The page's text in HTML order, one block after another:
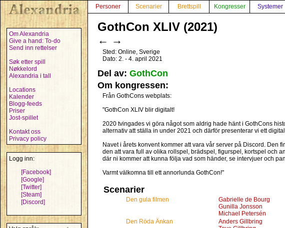
Om Alexandria
Give a hand: To-do
Send inn rettelser
Søk etter spill
Nøkkelord
Alexandria i tall
Locations
Kalender
Blogg-feeds
Priser
Jost-spillet
Kontakt oss
Privacy policy
Logg inn:
[Facebook]
[Google]
[Twitter]
[Steam]
[Discord]
Personer Scenarier Brettspill Kongresser Systemer
GothCon XLIV (2021)
← →
Sted: Online, Sverige
Dato: 2. - 4. april 2021
Del av: GothCon
Om kongressen:
Från GothCons webplats:
"GothCon XLIV blir digitalt!
2020 tvingades vi göra något som aldrig hade hänt i GothCons
alternativ att ställa in under 2021 och därför presenterar vi ett
Navet i årets konvent kommer att vara vår server på Discord.
den att vara full av olika rollspel, brädspel, figurspel, kortspel och
där ni kommer att kunna följa vad som händer, se intervjuer och
Varmt välkomna till ett annorlunda GothCon!"
Scenarier
Den gula filmen
Gabrielle de Bourg
Gunilla Jonsson
Michael Petersén
Den Röda Änkan
Anders Gillbring